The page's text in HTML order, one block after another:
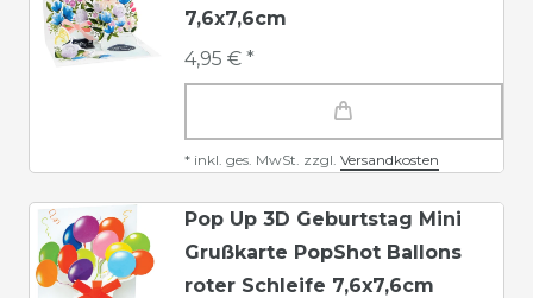
7,6x7,6cm
4,95 € *
* inkl. ges. MwSt. zzgl. Versandkosten
Pop Up 3D Geburtstag Mini
Grußkarte PopShot Ballons
roter Schleife 7,6x7,6cm